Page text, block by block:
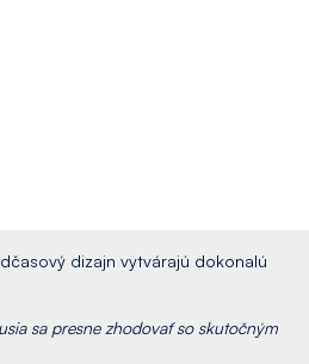
dizajn vytvárajú dokonalú
sa presne zhodovať so skutočným